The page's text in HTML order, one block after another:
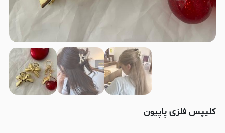
کلیپس فلزی پاپیون